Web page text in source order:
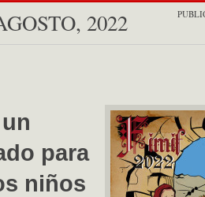
2022
para
niños